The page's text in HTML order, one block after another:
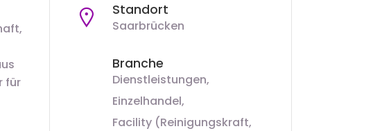
für
Standort
Saarbrücken
Branche
Dienstleistungen
Einzelhandel
Facility (Reinigungskraft,